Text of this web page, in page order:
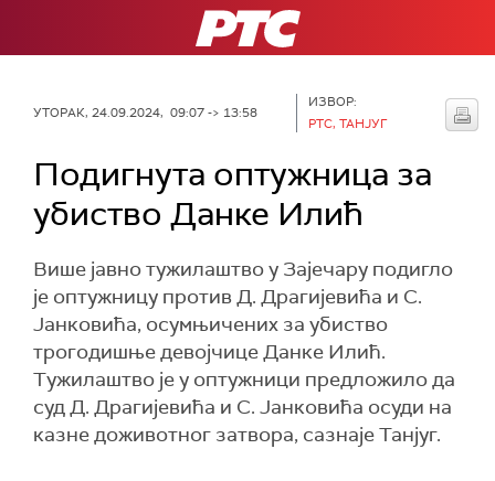
РТС
УТОРАК, 24.09.2024, 09:07 -> 13:58
ИЗВОР:
РТС, ТАНЈУГ
Подигнута оптужница за
убиство Данке Илић
Више јавно тужилаштво у Зајечару подигло
је оптужницу против Д. Драгијевића и С.
Јанковића, осумњичених за убиство
трогодишње девојчице Данке Илић.
Tужилаштво је у оптужници предложило да
суд Д. Драгијевића и С. Јанковића осуди на
казне доживотног затвора, сазнаје Танјуг.